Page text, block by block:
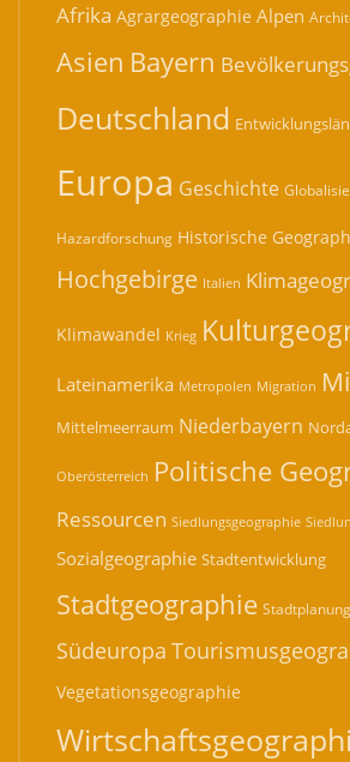
Afrika Agrargeographie Alpen
Asien Bayern
Deutschland
Europa Geschichte
Hazardforschung Historische
Hochgebirge Italien
Klimawandel Krieg
Lateinamerika Metropolen Migration
Mittelmeerraum Niederbayern
Oberösterreich Politische
Ressourcen Siedlungsgeographie
Sozialgeographie Stadtentwicklung
Stadtgeographie Stadtplanung
Südeuropa
Vegetationsgeographie